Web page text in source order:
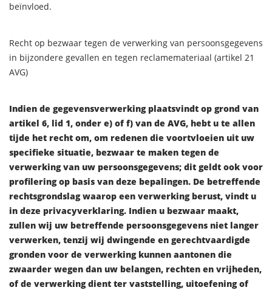
beïnvloed.
Recht op bezwaar tegen de verwerking van persoonsgegevens
in bijzondere gevallen en tegen reclamemateriaal (artikel 21
AVG)
Indien de gegevensverwerking plaatsvindt op grond van
artikel 6, lid 1, onder e) of f) van de AVG, hebt u te allen
tijde het recht om, om redenen die voortvloeien uit uw
specifieke situatie, bezwaar te maken tegen de
verwerking van uw persoonsgegevens; dit geldt ook voor
profilering op basis van deze bepalingen. De betreffende
rechtsgrondslag waarop een verwerking berust, vindt u
in deze privacyverklaring. Indien u bezwaar maakt,
zullen wij uw betreffende persoonsgegevens niet langer
verwerken, tenzij wij dwingende en gerechtvaardigde
gronden voor de verwerking kunnen aantonen die
zwaarder wegen dan uw belangen, rechten en vrijheden,
of de verwerking dient ter vaststelling, uitoefening of